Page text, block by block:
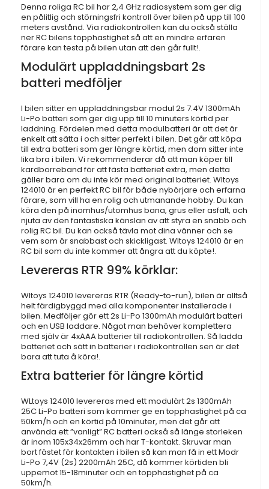
Denna roliga RC bil har 2,4 GHz radiosystem som ger dig
en pålitlig och störningsfri kontroll över bilen på upp till 100
meters avstånd. Via radiokontrollen kan du också ställa
ner RC bilens topphastighet så att en mindre erfaren
förare kan testa på bilen utan att den går fullt!.
Modulärt uppladdningsbart 2s
batteri medföljer
I bilen sitter en uppladdningsbar modul 2s 7.4V 1300mAh
Li-Po batteri som ger dig upp till 10 minuters körtid per
laddning. Fördelen med detta modulbatteri är att det är
enkelt att sätta i och sitter perfekt i bilen. Det går att köpa
till extra batteri som ger längre körtid, men dom sitter inte
lika bra i bilen. Vi rekommenderar då att man köper till
kardborreband för att fästa batteriet extra, men detta
gäller bara om du inte kör med original batteriet. Wltoys
124010 är en perfekt RC bil för både nybörjare och erfarna
förare, som vill ha en rolig och utmanande hobby. Du kan
köra den på inomhus/utomhus bana, grus eller asfalt, och
njuta av den fantastiska känslan av att styra en snabb och
rolig RC bil. Du kan också tävla mot dina vänner och se
vem som är snabbast och skickligast. Wltoys 124010 är en
RC bil som du inte kommer att ångra att du köpte!.
Levereras RTR 99% körklar:
Wltoys 124010 levereras RTR (Ready-to-run), bilen är alltså
helt färdigbyggd med alla komponenter installerade i
bilen. Medföljer gör ett 2s Li-Po 1300mAh modulärt batteri
och en USB laddare. Något man behöver komplettera
med själv är 4xAAA batterier till radiokontrollen. Så ladda
batteriet och sätt in batterier i radiokontrollen sen är det
bara att tuta å köra!.
Extra batterier för längre körtid
WLtoys 124010 levereras med ett modulärt 2s 1300mAh
25C Li-Po batteri som kommer ge en topphastighet på ca
50km/h och en körtid på 10minuter, men det går att
använda ett ”vanligt” RC batteri också så länge storleken
är inom 105x34x26mm och har T-kontakt. Skruvar man
bort fästet för kontakten i bilen så kan man få in ett Modr
Li-Po 7,4V (2s) 2200mAh 25C, då kommer körtiden bli
uppemot 15-18minuter och en topphastighet på ca
50km/h.